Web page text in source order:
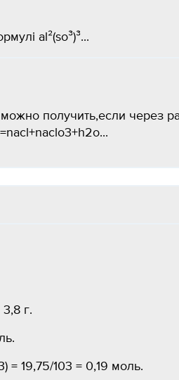
al²(so³)³​...
получить,если через
г.
= 19,75/103 = 0,19 моль.